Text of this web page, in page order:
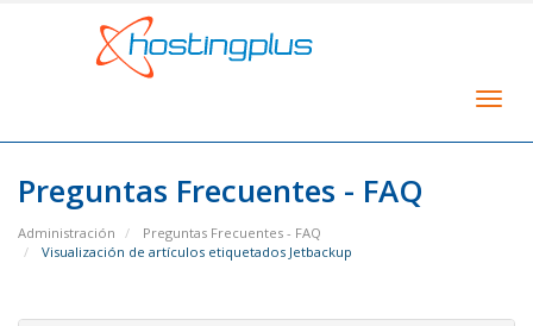
Preguntas Frecuentes - FAQ
Administración
Preguntas Frecuentes - FAQ
Visualización de artículos etiquetados Jetbackup